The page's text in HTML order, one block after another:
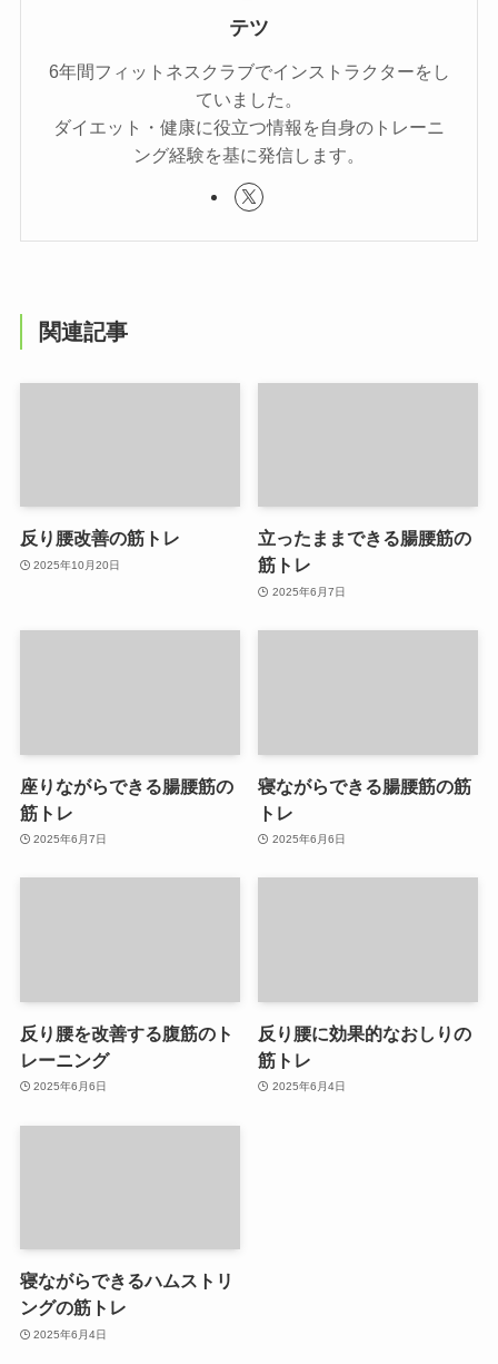
テツ
6年間フィットネスクラブでインストラクターをし
ていました。
ダイエット・健康に役立つ情報を自身のトレーニ
ング経験を基に発信します。
関連記事
反り腰改善の筋トレ
2025年10月20日
立ったままできる腸腰筋の
筋トレ
2025年6月7日
座りながらできる腸腰筋の
筋トレ
2025年6月7日
寝ながらできる腸腰筋の筋
トレ
2025年6月6日
反り腰を改善する腹筋のト
レーニング
2025年6月6日
反り腰に効果的なおしりの
筋トレ
2025年6月4日
寝ながらできるハムストリ
ングの筋トレ
2025年6月4日